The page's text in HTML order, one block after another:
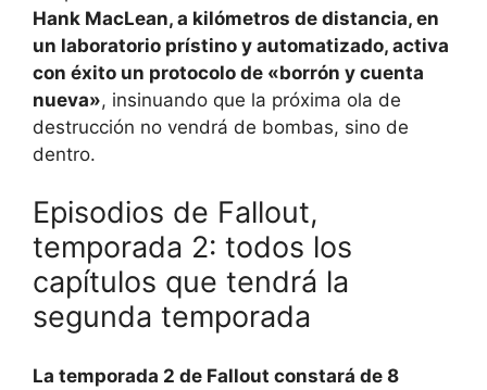
Hank MacLean, a kilómetros de distancia, en
un laboratorio prístino y automatizado, activa
con éxito un protocolo de «borrón y cuenta
nueva», insinuando que la próxima ola de
destrucción no vendrá de bombas, sino de
dentro.
Episodios de Fallout,
temporada 2: todos los
capítulos que tendrá la
segunda temporada
La temporada 2 de Fallout constará de 8